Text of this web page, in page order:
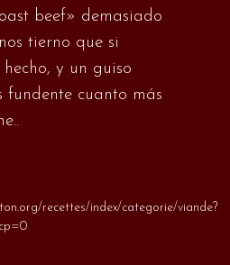
beef» demasiado
tierno que si
y un guiso
fundente cuanto más
recettes/index/categorie/viande?